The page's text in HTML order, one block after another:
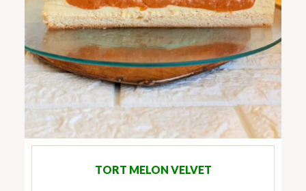
TORT MELON VELVET